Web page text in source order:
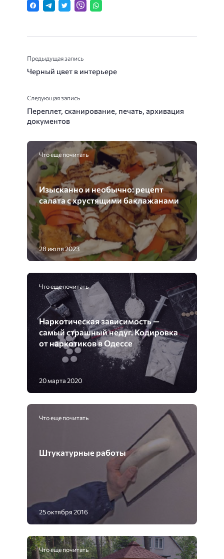
Предыдущая запись
Черный цвет в интерьере
Следующая запись
Переплет, сканирование, печать, архивация
документов
Что еще почитать
Изысканно и необычно: рецепт
салата с хрустящими баклажанами
28 июля 2023
Что еще почитать
Наркотическая зависимость —
самый страшный недуг. Кодировка
от наркотиков в Одессе
20 марта 2020
Что еще почитать
Штукатурные работы
25 октября 2016
Что еще почитать